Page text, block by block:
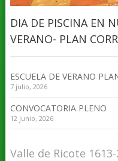
DIA DE PISCINA EN
VERANO- PLAN
ESCUELA DE VERANO
7 julio, 2026
CONVOCATORIA PLENO
12 junio, 2026
Valle de Ricote